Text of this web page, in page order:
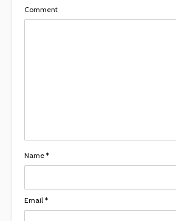
Comment
Name *
Email *